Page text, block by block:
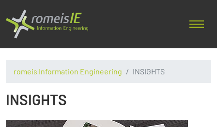
romeis Information Engineering INSIGHTS
INSIGHTS